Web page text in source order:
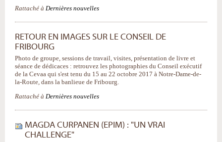
Rattaché à Dernières nouvelles
RETOUR EN IMAGES SUR LE CONSEIL DE
FRIBOURG
Photo de groupe, sessions de travail, visites, présentation de livre et
séance de dédicaces : retrouvez les photographies du Conseil exécutif
de la Cevaa qui s'est tenu du 15 au 22 octobre 2017 à Notre-Dame-de-
la-Route, dans la banlieue de Fribourg.
Rattaché à Dernières nouvelles
MAGDA CURPANEN (EPIM) : "UN VRAI
CHALLENGE"